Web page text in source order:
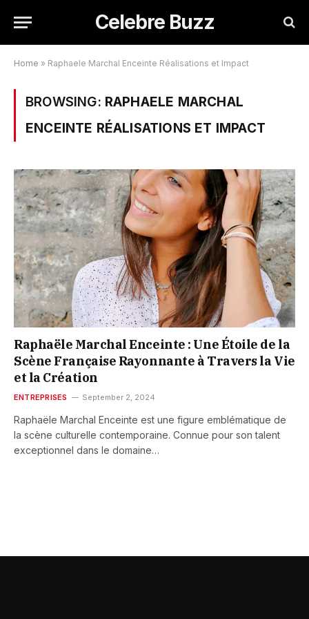
Celebre Buzz
Home » Raphaele Marchal Enceinte Réalisations et Impact
BROWSING: RAPHAELE MARCHAL
ENCEINTE RÉALISATIONS ET IMPACT
Raphaële Marchal Enceinte : Une Étoile de la
Scène Française Rayonnante à Travers la Vie
et la Création
ENTREPRISES September 2, 2024
Raphaële Marchal Enceinte est une figure emblématique de
la scène culturelle contemporaine. Connue pour son talent
exceptionnel dans le domaine…